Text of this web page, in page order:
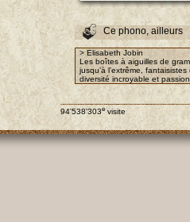
Ce phono, ailleurs
> Elisabeth Jobin
Les boîtes à aiguilles de
jusqu’à l’extrême,
diversité incroyable et
94'538'303e visite